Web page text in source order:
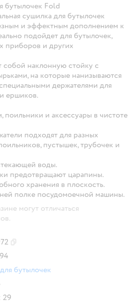
бутылочек Fold
сушилка для бутылочек
и эффектным дополнением к
подойдет для бутылочек,
приборов и других
собой наклонную стойку с
на которые нанизываются
держателями для
ершиков.
поильники и аксессуары в чистоте
подходят для разных
пустышек, трубочек и
воды.
предотвращают царапины.
хранения в плоскость.
полке посудомоечной машины.
могут отличаться
бутылочек
29